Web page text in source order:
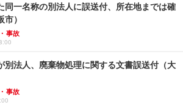
同一名称の別法人に誤送付、所在地までは確
）
事故
別法人、廃棄物処理に関する文書誤送付（大
事故